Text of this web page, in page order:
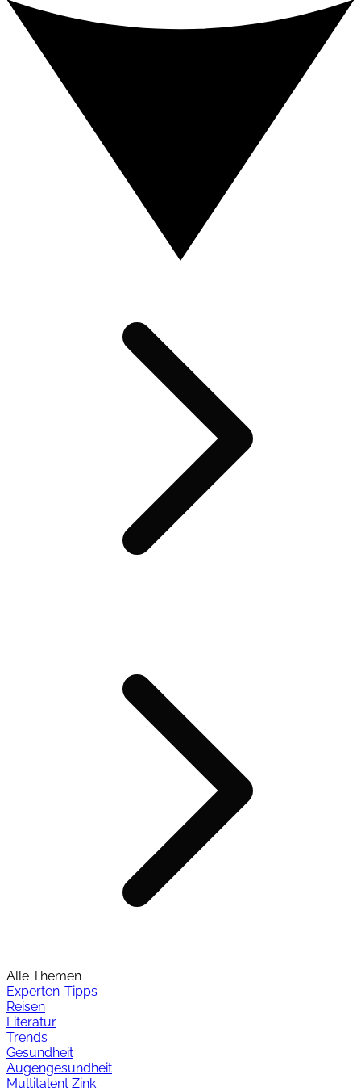
Alle Themen
Experten-Tipps
Reisen
Literatur
Trends
Gesundheit
Augengesundheit
Multitalent Zink